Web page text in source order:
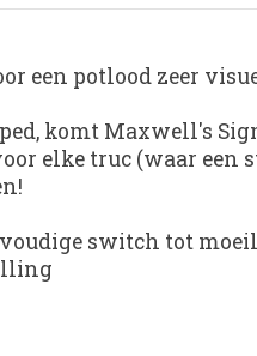
een potlood zeer
komt Maxwell's
elke truc (waar
switch tot